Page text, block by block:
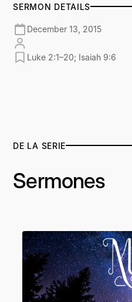
SERMON DETAILS
December 13, 2015
Luke 2:1–20; Isaiah 9:6
DE LA SERIE
Sermones